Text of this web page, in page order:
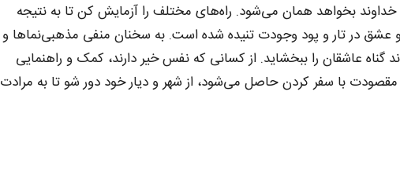
بخواهد همان می‌شود. راه‌های مختلف را آزمایش کن تا به نتیجه
عشق در تار و پود وجودت تنیده شده است. به سخنان منفی مذهبی‌نماها و
گناه عاشقان را ببخشاید. از کسانی که نفس خیر دارند، کمک و راهنمایی
با سفر کردن حاصل می‌شود، از شهر و دیار خود دور شو تا به مرادت